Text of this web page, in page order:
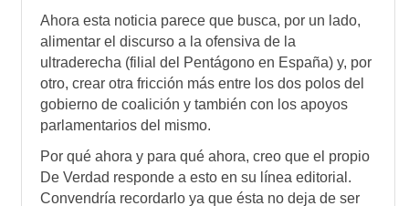
Ahora esta noticia parece que busca, por un lado,
alimentar el discurso a la ofensiva de la
ultraderecha (filial del Pentágono en España) y, por
otro, crear otra fricción más entre los dos polos del
gobierno de coalición y también con los apoyos
parlamentarios del mismo.
Por qué ahora y para qué ahora, creo que el propio
De Verdad responde a esto en su línea editorial.
Convendría recordarlo ya que ésta no deja de ser